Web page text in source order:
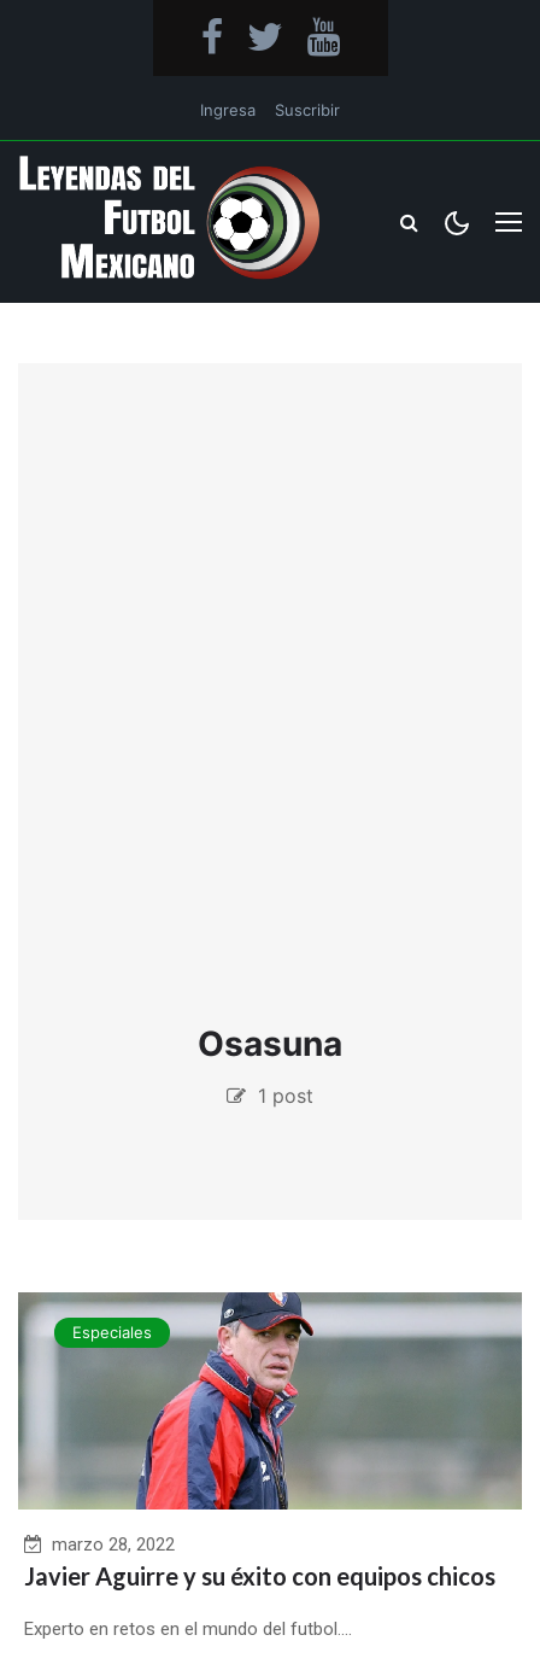
Ingresa Suscribir
Osasuna
1 post
Especiales
marzo 28, 2022
Javier Aguirre y su éxito con equipos chicos
Experto en retos en el mundo del futbol....